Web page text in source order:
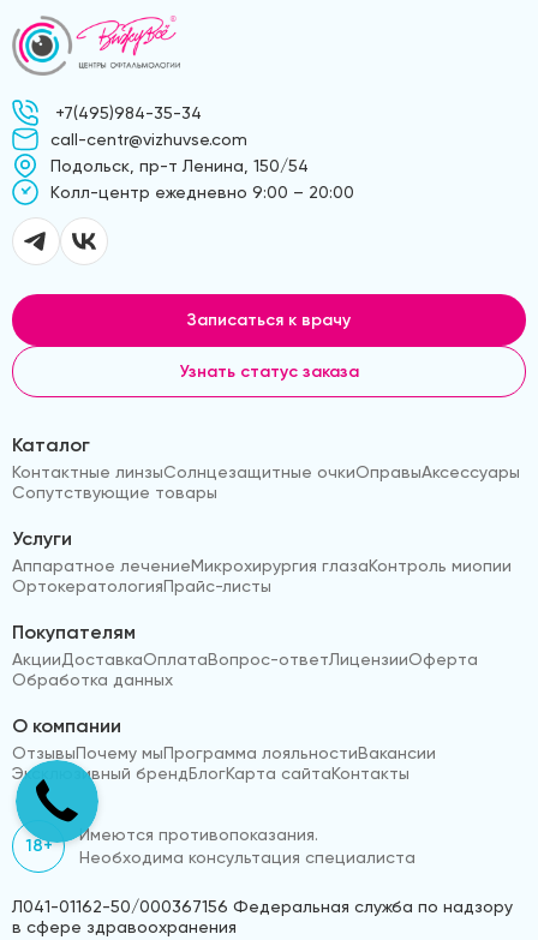
+7(495)984-35-34
call-centr@vizhuvse.com
Подольск, пр-т Ленина, 150/54
Kолл-центр ежедневно 9:00 – 20:00
Записаться к врачу
Узнать статус заказа
Каталог
Контактные линзыСолнцезащитные очкиОправыАксессуары
Сопутствующие товары
Услуги
Аппаратное лечениеМикрохирургия глазаКонтроль миопии
ОртокератологияПрайс-листы
Покупателям
АкцииДоставкаОплатаВопрос-ответЛицензииОферта
Обработка данных
О компании
ОтзывыПочему мыПрограмма лояльностиВакансии
Эксклюзивный брендБлогКарта сайтаКонтакты
18+
Имеются противопоказания.
Необходима консультация специалиста
Л041-01162-50/000367156 Федеральная служба по надзору
в сфере здравоохранения